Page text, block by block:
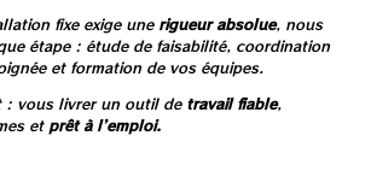
fixe exige une rigueur absolue, nous
étape : étude de faisabilité, coordination
et formation de vos équipes.
: vous livrer un outil detravail fiable,
et prêt à l’emploi.